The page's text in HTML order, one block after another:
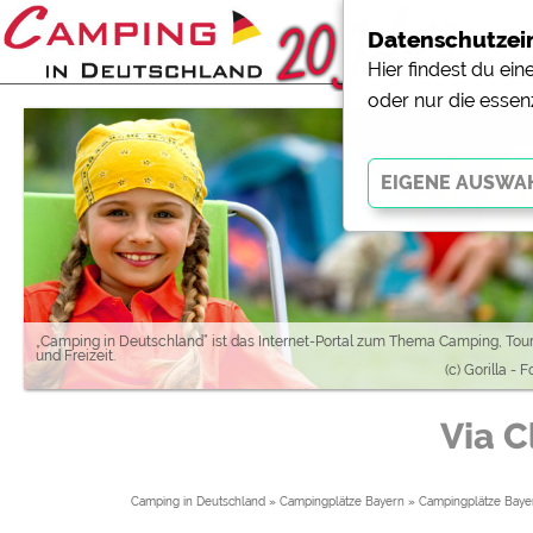
„Camping in Deutschland“ ist das Internet-Portal zum Thema Camping,
und Freizeit.
(c) Gorilla -
Via
Camping in Deutschland » Campingplätze Bayern » Campingplätze
Hier findest du
oder nur die
Essenziell
Essenzielle Cookies
der Website dringend
funktionieren
YouTube (Videos von